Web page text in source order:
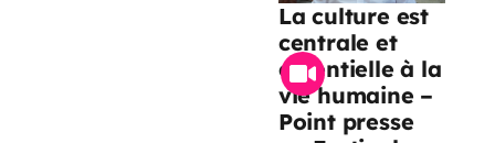
La culture est
centrale et
essentielle à la
vie humaine –
Point presse